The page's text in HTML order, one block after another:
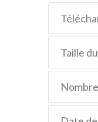
Taille